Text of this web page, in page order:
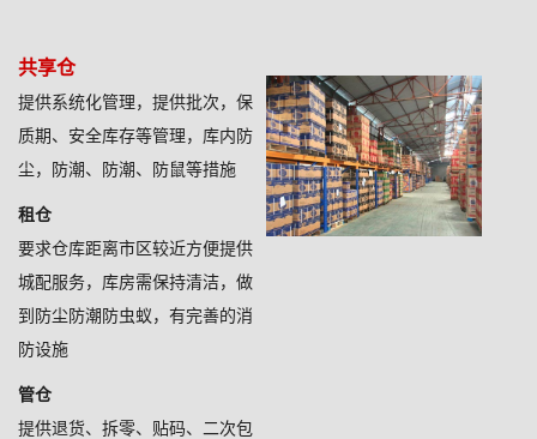
共享仓
提供系统化管理，提供批次，保
质期、安全库存等管理，库内防
尘，防潮、防潮、防鼠等措施
租仓
要求仓库距离市区较近方便提供
城配服务，库房需保持清洁，做
到防尘防潮防虫蚁，有完善的消
防设施
管仓
提供退货、拆零、贴码、二次包